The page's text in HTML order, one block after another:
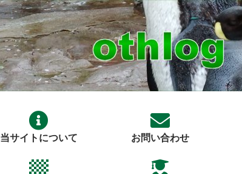
当サイトについて お問い合わせ